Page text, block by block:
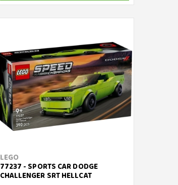
LEGO
77237 - SPORTS CAR DODGE
CHALLENGER SRT HELLCAT